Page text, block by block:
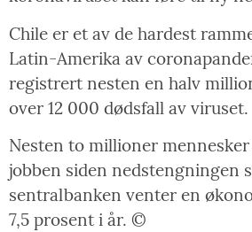
Chile er et av de hardest
Latin-Amerika av
registrert nesten en halv
over 12 000 dødsfall av viruset.
Nesten to millioner
jobben siden nedstengningen
sentralbanken venter en
7,5 prosent i år. ©